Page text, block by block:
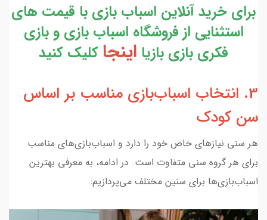
برای خرید آنلاین اسباب بازی با قیمت های
استثنایی از فروشگاه اسباب بازی و بازی
فکری بازی بازیا اینجا کلیک کنید
3. انتخاب اسباب‌بازی مناسب بر اساس
سن کودک
هر سنی نیازهای خاص خود را دارد و اسباب‌بازی‌های مناسب
برای هر گروه سنی متفاوت است. در ادامه، به معرفی بهترین
اسباب‌بازی‌ها برای سنین مختلف می‌پردازیم: